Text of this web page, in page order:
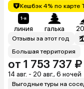
Кешбэк 4% по карте
линия галька
Отзывы за этот год
Большая территория
от 1 753 737 ₽
14 авг. - 20 авг., 6 ночей
Выгодные туры на